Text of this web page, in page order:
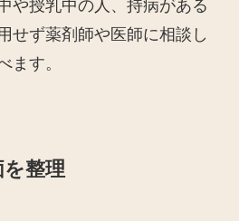
や授乳中の人、持病がある
せず薬剤師や医師に相談し
ます。
整理